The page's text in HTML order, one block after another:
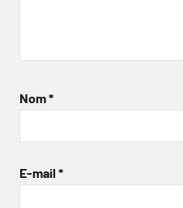
Nom*
E-mail *